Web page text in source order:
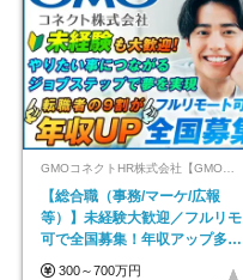
GMOコネクトHR株式会社【GMOインターネットグループ】
【総合職（事務/マーケ/広報
等）】未経験大歓迎／フルリモ
可で全国募集！年収アップ多数
★年休最大130日★
300～700万円